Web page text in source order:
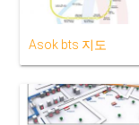
Asok bts 지도